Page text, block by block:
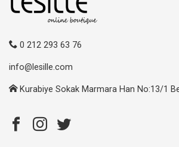
0 212 293 63 76
info@lesille.com
Kurabiye Sokak Marmara Han No:13/1